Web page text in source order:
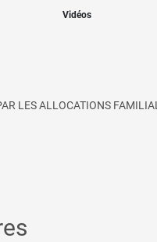
Vidéos
LES ALLOCATIONS